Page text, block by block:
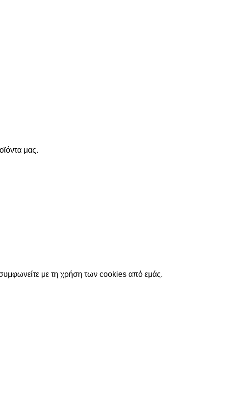
μας.
με τη χρήση των cookies από εμάς.